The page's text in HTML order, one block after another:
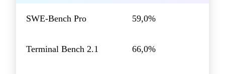
SWE-Bench Pro 59,0%
Terminal Bench 2.1 66,0%